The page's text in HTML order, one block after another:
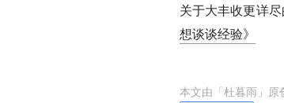
关于大丰收更详
想谈谈经验》
本文由「杜暮雨 」